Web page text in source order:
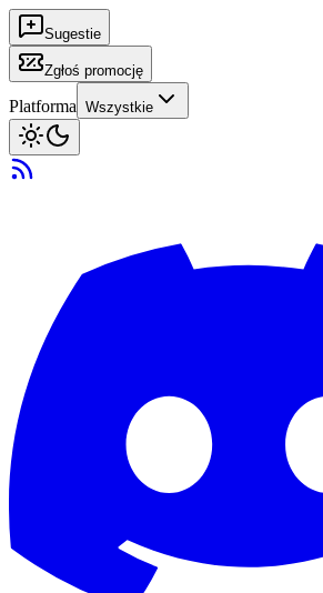
Sugestie
Zgłoś promocję
Platforma Wszystkie